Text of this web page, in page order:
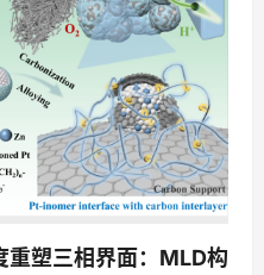
塑三相界面：MLD构